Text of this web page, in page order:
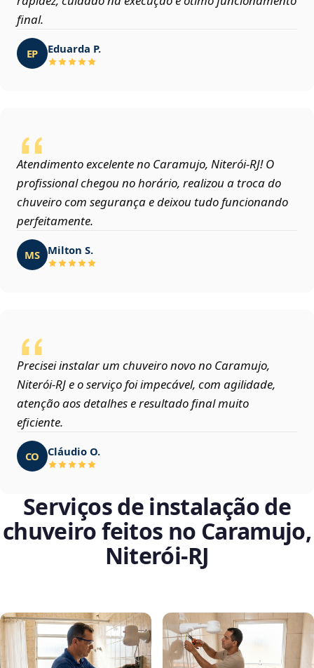
final.
EP Eduarda P.
Atendimento excelente no Caramujo, Niterói‑RJ! O
profissional chegou no horário, realizou a troca do
chuveiro com segurança e deixou tudo funcionando
perfeitamente.
MS Milton S.
Precisei instalar um chuveiro novo no Caramujo,
Niterói‑RJ e o serviço foi impecável, com agilidade,
atenção aos detalhes e resultado final muito
eficiente.
CO Cláudio O.
Serviços de instalação de
chuveiro feitos no Caramujo,
Niterói‑RJ